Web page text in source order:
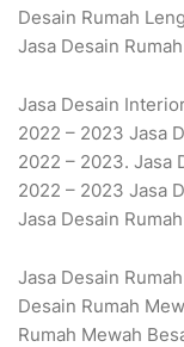
Desain Rumah
Jasa Desain
Jasa Desain
2022 – 2023 Jasa
2022 – 2023. Jasa
2022 – 2023 Jasa
Jasa Desain
Jasa Desain
Desain Rumah
Rumah Mewah